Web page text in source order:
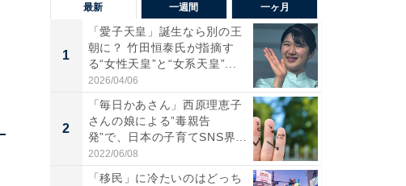
最新 一週間 一ヶ月
1
「愛子天皇」誕生なら別の王
朝に？ 竹田恒泰氏が指摘す
る“女性天皇”と“女系天皇”...
2026/04/06
2
「毎日かあさん」西原理恵子
さんの娘による”毒親告
発”で、日本の子育てSNS界隈
が...
2022/06/08
「移民」に冷たいのはどっち